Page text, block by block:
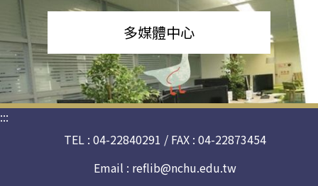
多媒體中心
:::
TEL : 04-22840291 / FAX : 04-22873454
Email : reflib@nchu.edu.tw